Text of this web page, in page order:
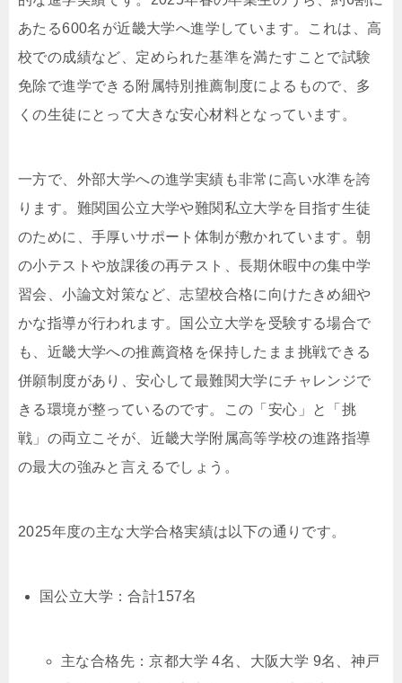
あたる600名が近畿大学へ進学しています。これは、高
校での成績など、定められた基準を満たすことで試験
免除で進学できる附属特別推薦制度によるもので、多
くの生徒にとって大きな安心材料となっています。
一方で、外部大学への進学実績も非常に高い水準を誇
ります。難関国公立大学や難関私立大学を目指す生徒
のために、手厚いサポート体制が敷かれています。朝
の小テストや放課後の再テスト、長期休暇中の集中学
習会、小論文対策など、志望校合格に向けたきめ細や
かな指導が行われます。国公立大学を受験する場合で
も、近畿大学への推薦資格を保持したまま挑戦できる
併願制度があり、安心して最難関大学にチャレンジで
きる環境が整っているのです。この「安心」と「挑
戦」の両立こそが、近畿大学附属高等学校の進路指導
の最大の強みと言えるでしょう。
2025年度の主な大学合格実績は以下の通りです。
国公立大学：合計157名
主な合格先：京都大学 4名、大阪大学 9名、神戸